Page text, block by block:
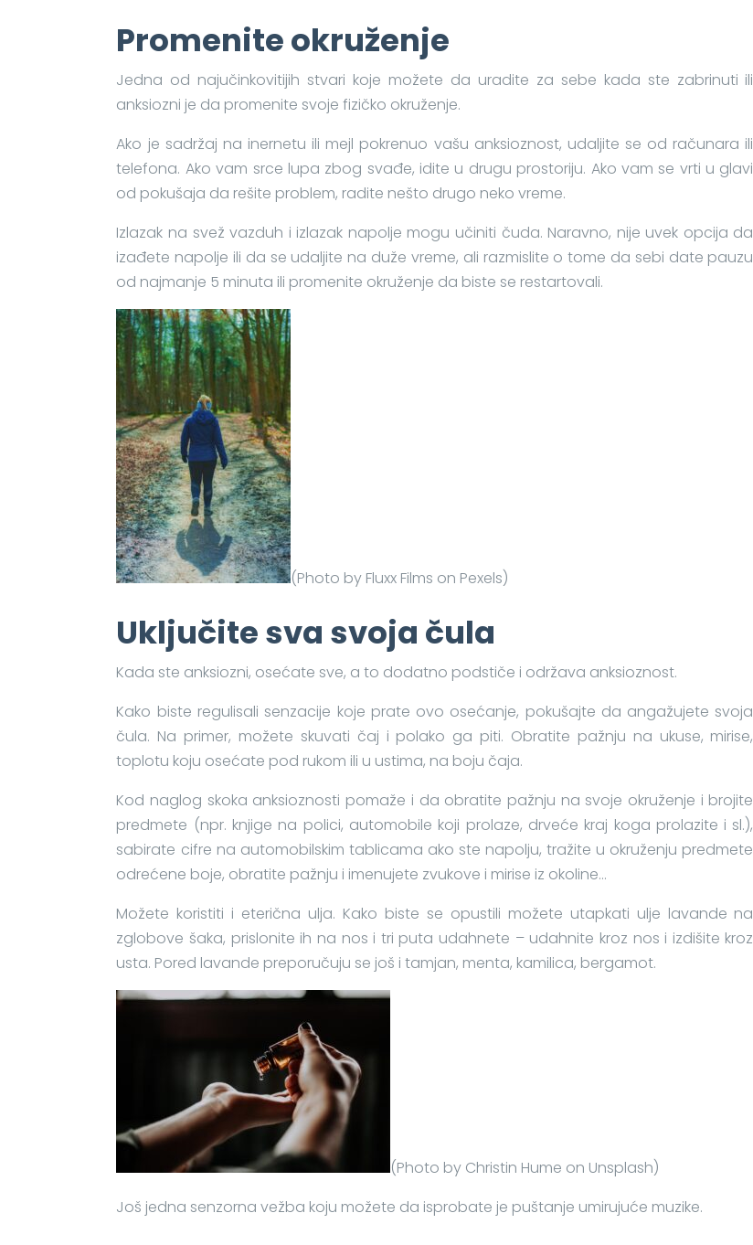
Promenite okruženje
Jedna od najučinkovitijih stvari koje možete da uradite za sebe kada ste zabrinuti ili
anksiozni je da promenite svoje fizičko okruženje.
Ako je sadržaj na inernetu ili mejl pokrenuo vašu anksioznost, udaljite se od računara ili
telefona. Ako vam srce lupa zbog svađe, idite u drugu prostoriju. Ako vam se vrti u glavi
od pokušaja da rešite problem, radite nešto drugo neko vreme.
Izlazak na svež vazduh i izlazak napolje mogu učiniti čuda. Naravno, nije uvek opcija da
izađete napolje ili da se udaljite na duže vreme, ali razmislite o tome da sebi date pauzu
od najmanje 5 minuta ili promenite okruženje da biste se restartovali.
(Photo by Fluxx Films on Pexels)
Uključite sva svoja čula
Kada ste anksiozni, osećate sve, a to dodatno podstiče i održava anksioznost.
Kako biste regulisali senzacije koje prate ovo osećanje, pokušajte da angažujete svoja
čula. Na primer, možete skuvati čaj i polako ga piti. Obratite pažnju na ukuse, mirise,
toplotu koju osećate pod rukom ili u ustima, na boju čaja.
Kod naglog skoka anksioznosti pomaže i da obratite pažnju na svoje okruženje i brojite
predmete (npr. knjige na polici, automobile koji prolaze, drveće kraj koga prolazite i sl.),
sabirate cifre na automobilskim tablicama ako ste napolju, tražite u okruženju predmete
odrećene boje, obratite pažnju i imenujete zvukove i mirise iz okoline…
Možete koristiti i eterična ulja. Kako biste se opustili možete utapkati ulje lavande na
zglobove šaka, prislonite ih na nos i tri puta udahnete – udahnite kroz nos i izdišite kroz
usta. Pored lavande preporučuju se još i tamjan, menta, kamilica, bergamot.
(Photo by Christin Hume on Unsplash)
Još jedna senzorna vežba koju možete da isprobate je puštanje umirujuće muzike.